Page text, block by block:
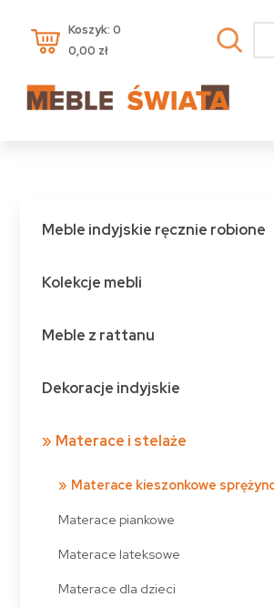
Koszyk: 0
0,00 zł
Meble indyjskie ręcznie robione
Kolekcje mebli
Meble z rattanu
Dekoracje indyjskie
Materace i stelaże
Materace kieszonkowe
Materace piankowe
Materace lateksowe
Materace dla dzieci